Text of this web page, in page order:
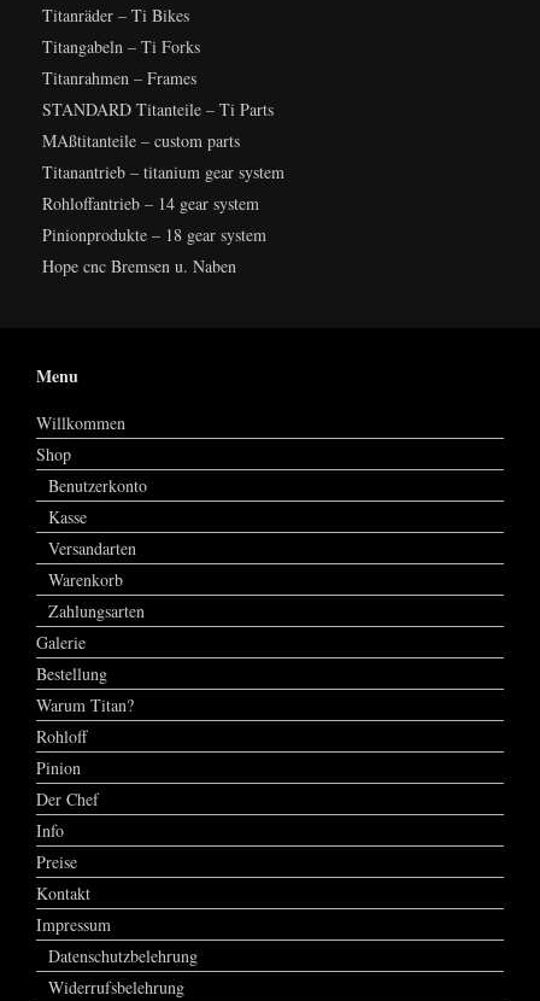
Titanräder – Ti Bikes
Titangabeln – Ti Forks
Titanrahmen – Frames
STANDARD Titanteile – Ti Parts
MAßtitanteile – custom parts
Titanantrieb – titanium gear system
Rohloffantrieb – 14 gear system
Pinionprodukte – 18 gear system
Hope cnc Bremsen u. Naben
Menu
Willkommen
Shop
Benutzerkonto
Kasse
Versandarten
Warenkorb
Zahlungsarten
Galerie
Bestellung
Warum Titan?
Rohloff
Pinion
Der Chef
Info
Preise
Kontakt
Impressum
Datenschutzbelehrung
Widerrufsbelehrung